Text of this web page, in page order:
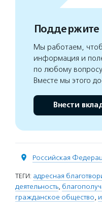
Поддержите
Мы работаем,
информация и
по любому
Вместе мы этого
Внести
Российская
ТЕГИ: адресная
деятельность,
гражданское общество,